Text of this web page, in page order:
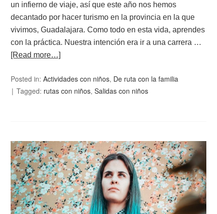
un infierno de viaje, así que este año nos hemos
decantado por hacer turismo en la provincia en la que
vivimos, Guadalajara. Como todo en esta vida, aprendes
con la práctica. Nuestra intención era ir a una carrera …
[Read more…]
Posted in:Actividades con niños, De ruta con la familia
Tagged: rutas con niños,Salidas con niños